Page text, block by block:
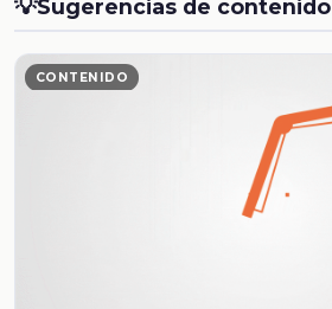
💡Sugerencias de contenido
CONTENIDO